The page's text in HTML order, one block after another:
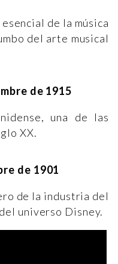
de la música
del arte musical
de 1915
una de las
XX.
de 1901
de la industria del
universo Disney.